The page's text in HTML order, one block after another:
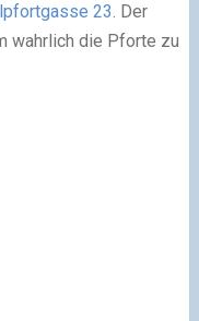
23. Der
wahrlich die Pforte zu